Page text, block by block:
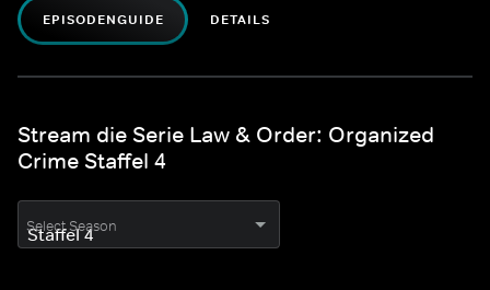
EPISODENGUIDE DETAILS
Stream die Serie Law & Order: Organized
Crime Staffel 4
Select Season